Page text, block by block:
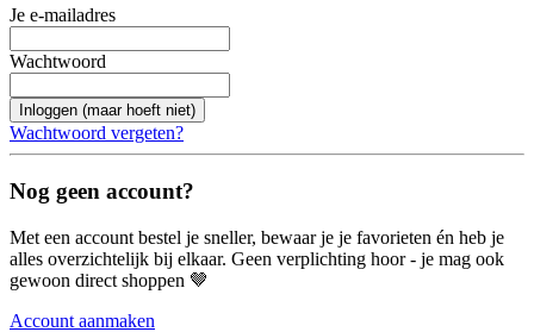
Je e-mailadres
Wachtwoord
Inloggen (maar hoeft niet)
Wachtwoord vergeten?
Nog geen account?
Met een account bestel je sneller, bewaar je je favorieten én heb je
alles overzichtelijk bij elkaar. Geen verplichting hoor - je mag ook
gewoon direct shoppen 🤎
Account aanmaken